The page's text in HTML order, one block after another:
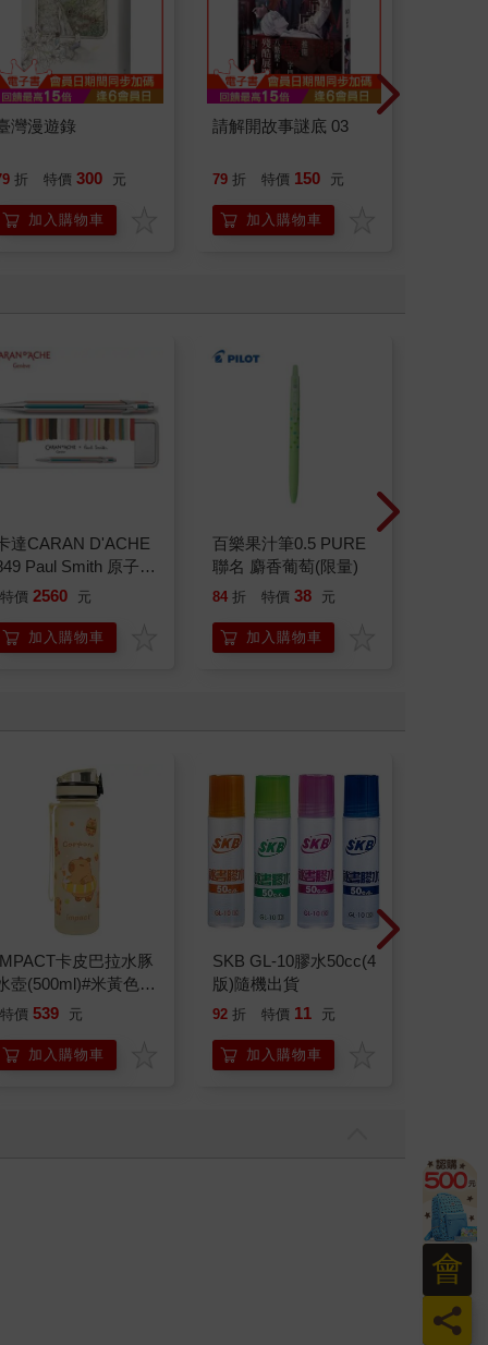
灣漫遊錄
折 特價 300 元
加入購物車
請解開故事謎底 03
79 折 特價 150 元
加入購物車
達CARAN D'ACHE
Paul Smith 原子筆
ED.5 條紋銀
特價 2560 元
加入購物車
百樂果汁筆0.5 PURE
聯名 麝香葡萄(限量)
84 折 特價 38 元
加入購物車
卡皮巴拉水豚
壺(500ml)#米黃色
IM00B18YL
特價 539 元
加入購物車
SKB GL-10膠水50cc(4
版)隨機出貨
92 折 特價 11 元
加入購物車
員
會